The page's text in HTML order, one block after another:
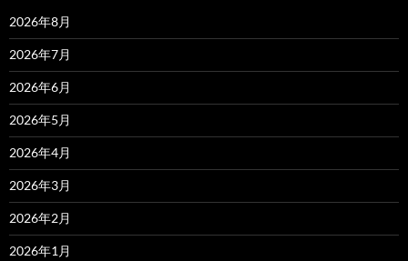
2026年8月
2026年7月
2026年6月
2026年5月
2026年4月
2026年3月
2026年2月
2026年1月